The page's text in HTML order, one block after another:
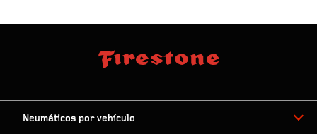
Neumáticos por vehículo